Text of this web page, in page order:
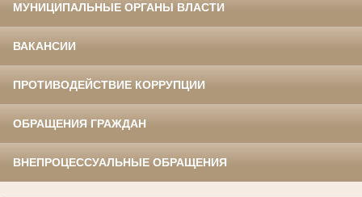
МУНИЦИПАЛЬНЫЕ ОРГАНЫ ВЛАСТИ
ВАКАНСИИ
ПРОТИВОДЕЙСТВИЕ КОРРУПЦИИ
ОБРАЩЕНИЯ ГРАЖДАН
ВНЕПРОЦЕССУАЛЬНЫЕ ОБРАЩЕНИЯ